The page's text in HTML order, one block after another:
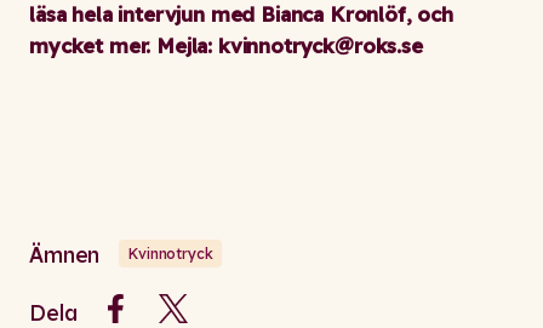
läsa hela intervjun med Bianca Kronlöf, och
mycket mer. Mejla: kvinnotryck@roks.se
Ämnen Kvinnotryck
Dela